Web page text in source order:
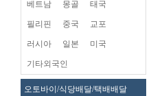
베트남 몽골 태국
필리핀 중국 교포
러시아 일본 미국
기타외국인
오토바이/식당배달/택배배달